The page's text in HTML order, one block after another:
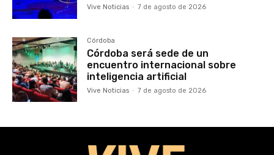
Vive Noticias - 7 de agosto de 2026
Córdoba
Córdoba será sede de un
encuentro internacional sobre
inteligencia artificial
Vive Noticias - 7 de agosto de 2026